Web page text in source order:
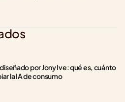
por Jony Ive: qué es, cuánto
la IA de consumo